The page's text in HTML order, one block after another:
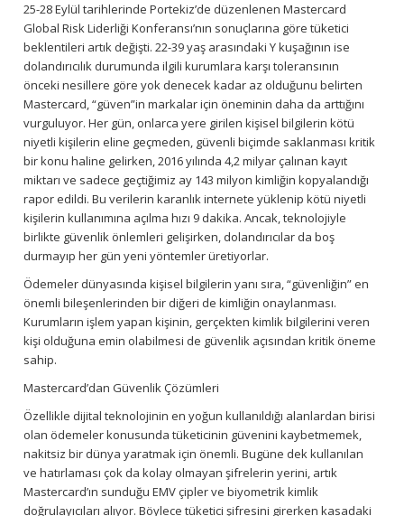
25-28 Eylül tarihlerinde Portekiz’de düzenlenen Mastercard
Global Risk Liderliği Konferansı’nın sonuçlarına göre tüketici
beklentileri artık değişti. 22-39 yaş arasındaki Y kuşağının ise
dolandırıcılık durumunda ilgili kurumlara karşı toleransının
önceki nesillere göre yok denecek kadar az olduğunu belirten
Mastercard, “güven”in markalar için öneminin daha da arttığını
vurguluyor. Her gün, onlarca yere girilen kişisel bilgilerin kötü
niyetli kişilerin eline geçmeden, güvenli biçimde saklanması kritik
bir konu haline gelirken, 2016 yılında 4,2 milyar çalınan kayıt
miktarı ve sadece geçtiğimiz ay 143 milyon kimliğin kopyalandığı
rapor edildi. Bu verilerin karanlık internete yüklenip kötü niyetli
kişilerin kullanımına açılma hızı 9 dakika. Ancak, teknolojiyle
birlikte güvenlik önlemleri gelişirken, dolandırıcılar da boş
durmayıp her gün yeni yöntemler üretiyorlar.
Ödemeler dünyasında kişisel bilgilerin yanı sıra, “güvenliğin” en
önemli bileşenlerinden bir diğeri de kimliğin onaylanması.
Kurumların işlem yapan kişinin, gerçekten kimlik bilgilerini veren
kişi olduğuna emin olabilmesi de güvenlik açısından kritik öneme
sahip.
Mastercard’dan Güvenlik Çözümleri
Özellikle dijital teknolojinin en yoğun kullanıldığı alanlardan birisi
olan ödemeler konusunda tüketicinin güvenini kaybetmemek,
nakitsiz bir dünya yaratmak için önemli. Bugüne dek kullanılan
ve hatırlaması çok da kolay olmayan şifrelerin yerini, artık
Mastercard’ın sunduğu EMV çipler ve biyometrik kimlik
doğrulayıcıları alıyor. Böylece tüketici şifresini girerken kasadaki